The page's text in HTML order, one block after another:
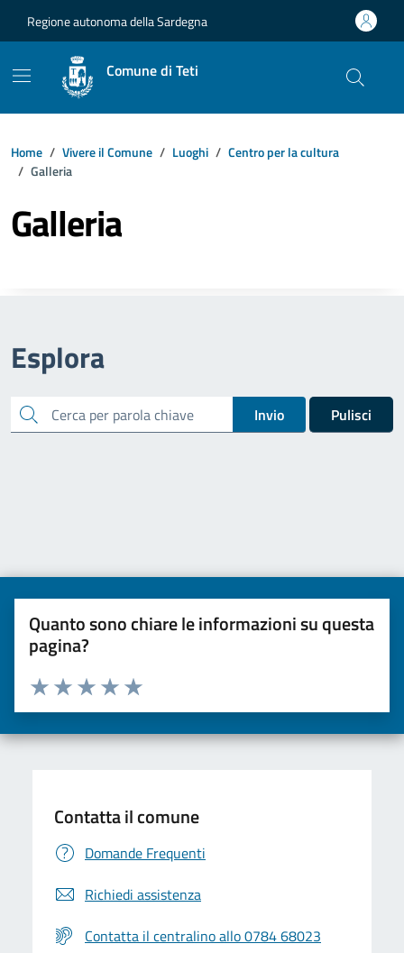
Regione autonoma della Sardegna
Comune di Teti
Home Vivere il Comune Luoghi
Centro per la cultura
Galleria
Galleria
Esplora
cerca Invio Pulisci
Quanto sono chiare le informazioni su questa
pagina?
Valuta da 1 a 5 stelle la pagina
Valuta 5 stelle su 5
Valuta 4 stelle su 5
Valuta 3 stelle su 5
Valuta 2 stelle su 5
Valuta una stella su 5
Contatta il comune
Domande Frequenti
Richiedi assistenza
Contatta il centralino allo 0784 68023